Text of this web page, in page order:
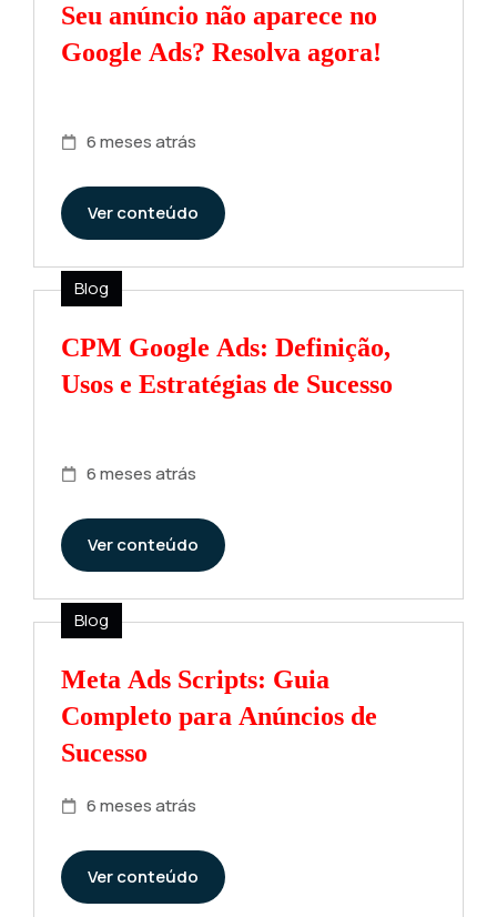
Seu anúncio não aparece no
Google Ads? Resolva agora!
6 meses atrás
Ver conteúdo
Blog
CPM Google Ads: Definição,
Usos e Estratégias de Sucesso
6 meses atrás
Ver conteúdo
Blog
Meta Ads Scripts: Guia
Completo para Anúncios de
Sucesso
6 meses atrás
Ver conteúdo